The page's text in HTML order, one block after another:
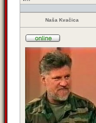
Naša Kvačica